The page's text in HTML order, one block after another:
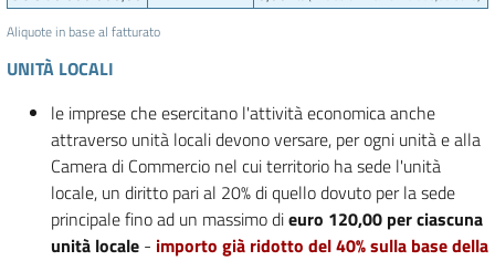
Aliquote in base al fatturato
UNITÀ LOCALI
le imprese che esercitano l'attività economica anche
attraverso unità locali devono versare, per ogni unità e alla
Camera di Commercio nel cui territorio ha sede l'unità
locale, un diritto pari al 20% di quello dovuto per la sede
principale fino ad un massimo dieuro 120,00 per ciascuna
unità locale - importo già ridotto del 40% sulla base della